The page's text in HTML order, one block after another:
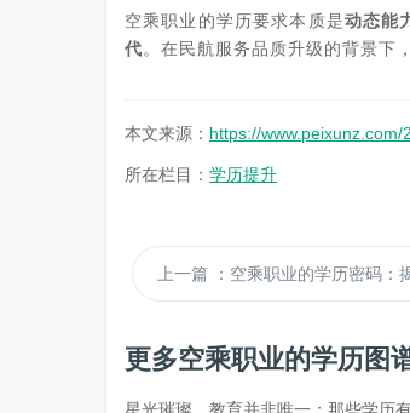
空乘职业的学历要求本质是动态能
代。在民航服务品质升级的背景下
本文来源： https://www.peixunz.com/
所在栏目： 学历提升
上一篇 ：空乘职业的学历密码：揭
更多空乘职业的学历图